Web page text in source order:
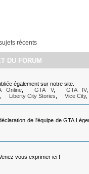
récents
DU FORUM
également sur notre site.
Online, GTA V, GTA IV
Liberty City Stories Vice City,
de l'équipe de GTA
vous exprimer ici !